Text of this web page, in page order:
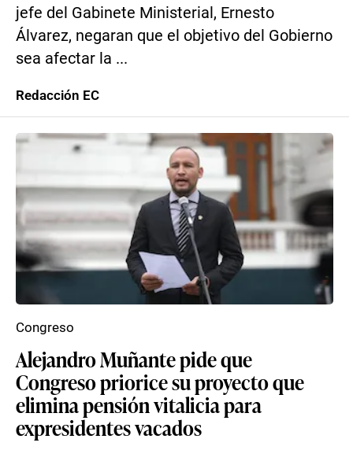
jefe del Gabinete Ministerial, Ernesto
Álvarez, negaran que el objetivo del Gobierno
sea afectar la ...
Redacción EC
Alejandro Muñante pide que
Congreso priorice su proyecto que
elimina pensión vitalicia para
expresidentes vacados
Congreso